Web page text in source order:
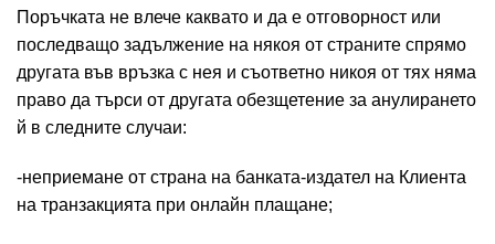
Поръчката не влече каквато и да е отговорност или
последващо задължение на някоя от страните спрямо
другата във връзка с нея и съответно никоя от тях няма
право да търси от другата обезщетение за анулирането
й в следните случаи:
-неприемане от страна на банката-издател на Клиента
на транзакцията при онлайн плащане;